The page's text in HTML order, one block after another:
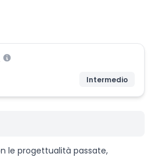
Intermedio
le progettualità passate,